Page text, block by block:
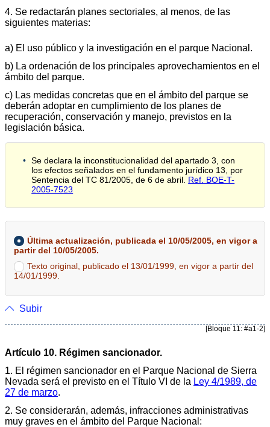
4. Se redactarán planes sectoriales, al menos, de las
siguientes materias:
a) El uso público y la investigación en el parque Nacional.
b) La ordenación de los principales aprovechamientos en el
ámbito del parque.
c) Las medidas concretas que en el ámbito del parque se
deberán adoptar en cumplimiento de los planes de
recuperación, conservación y manejo, previstos en la
legislación básica.
Se declara la inconstitucionalidad del apartado 3, con
los efectos señalados en el fundamento jurídico 13, por
Sentencia del TC 81/2005, de 6 de abril. Ref. BOE-T-
2005-7523
Última actualización, publicada el 10/05/2005, en vigor a
partir del 10/05/2005.
Texto original, publicado el 13/01/1999, en vigor a partir del
14/01/1999.
Subir
[Bloque 11: #a1-2]
Artículo 10. Régimen sancionador.
1. El régimen sancionador en el Parque Nacional de Sierra
Nevada será el previsto en el Título VI de la Ley 4/1989, de
27 de marzo.
2. Se considerarán, además, infracciones administrativas
muy graves en el ámbito del Parque Nacional: